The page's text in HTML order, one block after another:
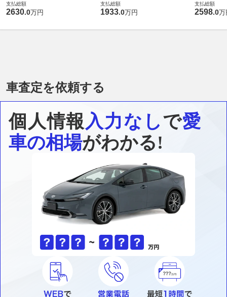
支払総額
2630.0万円
支払総額
1933.0万円
支払総額
2598.0万
車査定を依頼する
個人情報 入力なしで愛
車の相場がわかる!